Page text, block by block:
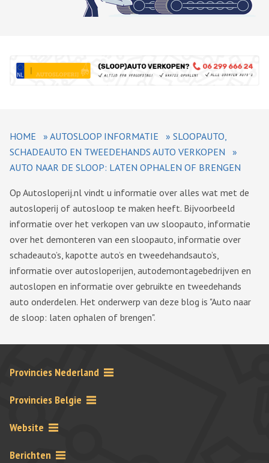
HOME » AUTOSLOOP INFORMATIE » SLOOPAUTO,
SCHADEAUTO EN TWEEDEHANDS AUTO VERKOPEN
»
AUTO NAAR DE SLOOP: LATEN OPHALEN OF BRENGEN
Op Autosloperij.nl vindt u informatie over alles wat met de
autosloperij of autosloop te maken heeft. Bijvoorbeeld
informatie over het verkopen van uw sloopauto, informatie
over het demonteren van een sloopauto, informatie over
schadeauto’s, kapotte auto’s en tweedehandsauto’s,
informatie over autosloperijen, autodemontagebedrijven en
autoslopen en informatie over gebruikte en tweedehands
auto onderdelen. Het onderwerp van deze blog is "Auto naar
de sloop: laten ophalen of brengen".
Provincies Nederland
Provincies Belgie
Website
Berichten